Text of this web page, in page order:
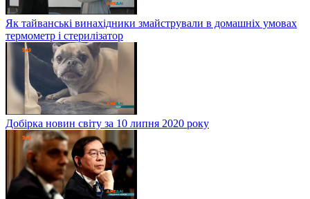
Як тайванські винахідники змайстрували в домашніх умовах
термометр і стерилізатор
Добірка новин світу за 10 липня 2020 року